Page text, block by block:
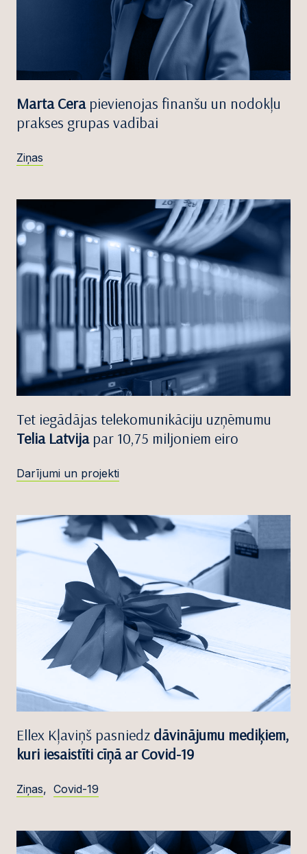
Marta Cera pievienojas finanšu un nodokļu
prakses grupas vadībai
Ziņas
Tet iegādājas telekomunikāciju uzņēmumu
Telia Latvija par 10,75 miljoniem eiro
Darījumi un projekti
Ellex Kļaviņš pasniedz dāvinājumu mediķiem,
kuri iesaistīti cīņā ar Covid-19
Ziņas, Covid-19